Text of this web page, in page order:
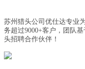
苏州猎头公司优仕达专业
务超过9000+客户，团队
头招聘合作伙伴！